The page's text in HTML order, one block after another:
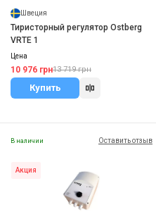
Швеция
Тиристорный регулятор Ostberg
VRTE 1
Цена
10 976 грн13 719 грн
Купить
В наличии Оставить отзыв
Акция